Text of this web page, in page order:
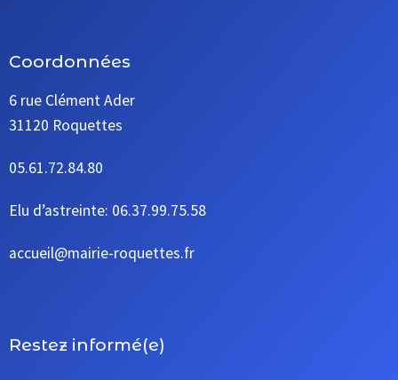
Coordonnées
6 rue Clément Ader
31120 Roquettes
05.61.72.84.80
Elu d’astreinte: 06.37.99.75.58
accueil@mairie-roquettes.fr
Restez informé(e)